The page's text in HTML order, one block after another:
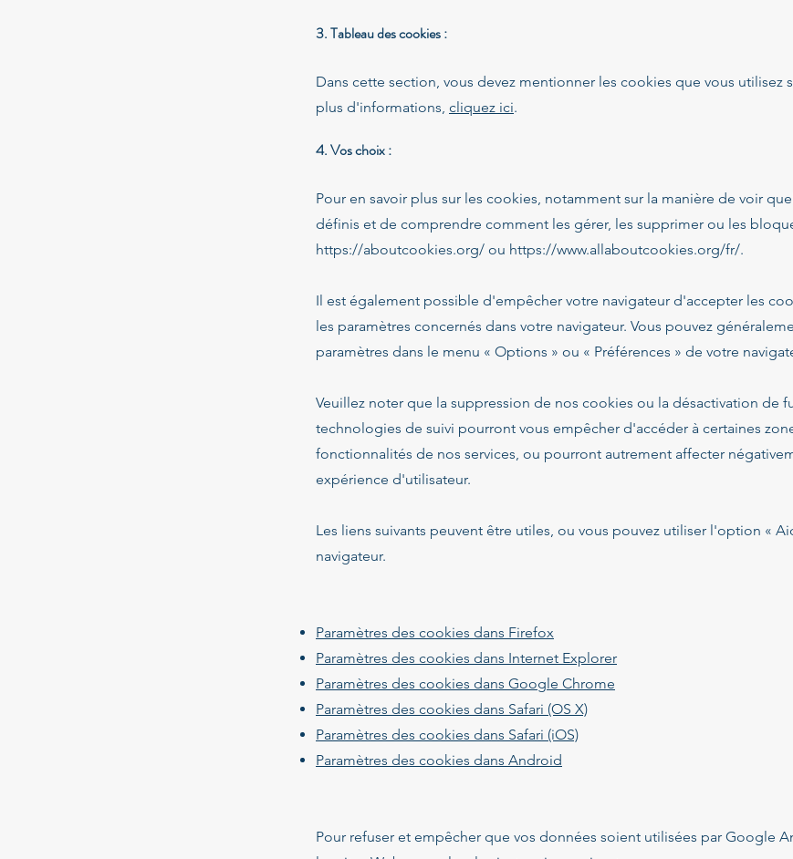
3. Tableau des cookies :
Dans cette section, vous devez mentionner les cookies que vous utilisez
plus d'informations, cliquez ici.
4. Vos choix :
Pour en savoir plus sur les cookies, notamment sur la manière de voir
définis et de comprendre comment les gérer, les supprimer ou les
https://aboutcookies.org/ ou https://www.allaboutcookies.org/fr/.
Il est également possible d'empêcher votre navigateur d'accepter les
les paramètres concernés dans votre navigateur. Vous pouvez
paramètres dans le menu « Options » ou « Préférences » de votre
Veuillez noter que la suppression de nos cookies ou la désactivation de
technologies de suivi pourront vous empêcher d'accéder à certaines
fonctionnalités de nos services, ou pourront autrement affecter
expérience d'utilisateur.
Les liens suivants peuvent être utiles, ou vous pouvez utiliser l'option «
navigateur.
Paramètres des cookies dans Firefox
Paramètres des cookies dans Internet Explorer
Paramètres des cookies dans Google Chrome
Paramètres des cookies dans Safari (OS X)
Paramètres des cookies dans Safari (iOS)
Paramètres des cookies dans Android
Pour refuser et empêcher que vos données soient utilisées par Google